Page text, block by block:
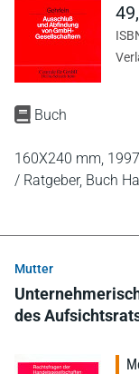
Buch
160X240 mm, 1997,
/ Ratgeber, Buch
Mutter
des